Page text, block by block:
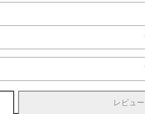
レビュー